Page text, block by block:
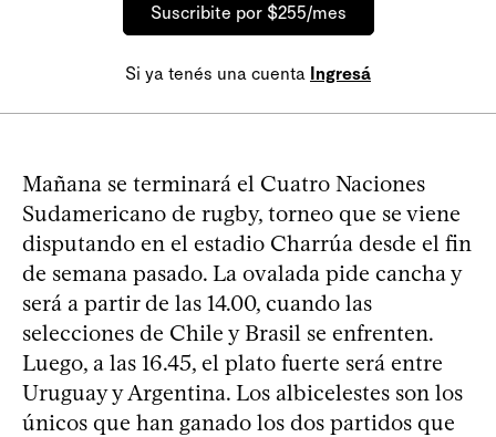
Suscribite por $255/mes
Si ya tenés una cuenta Ingresá
Mañana se terminará el Cuatro Naciones
Sudamericano de rugby, torneo que se viene
disputando en el estadio Charrúa desde el fin
de semana pasado. La ovalada pide cancha y
será a partir de las 14.00, cuando las
selecciones de Chile y Brasil se enfrenten.
Luego, a las 16.45, el plato fuerte será entre
Uruguay y Argentina. Los albicelestes son los
únicos que han ganado los dos partidos que